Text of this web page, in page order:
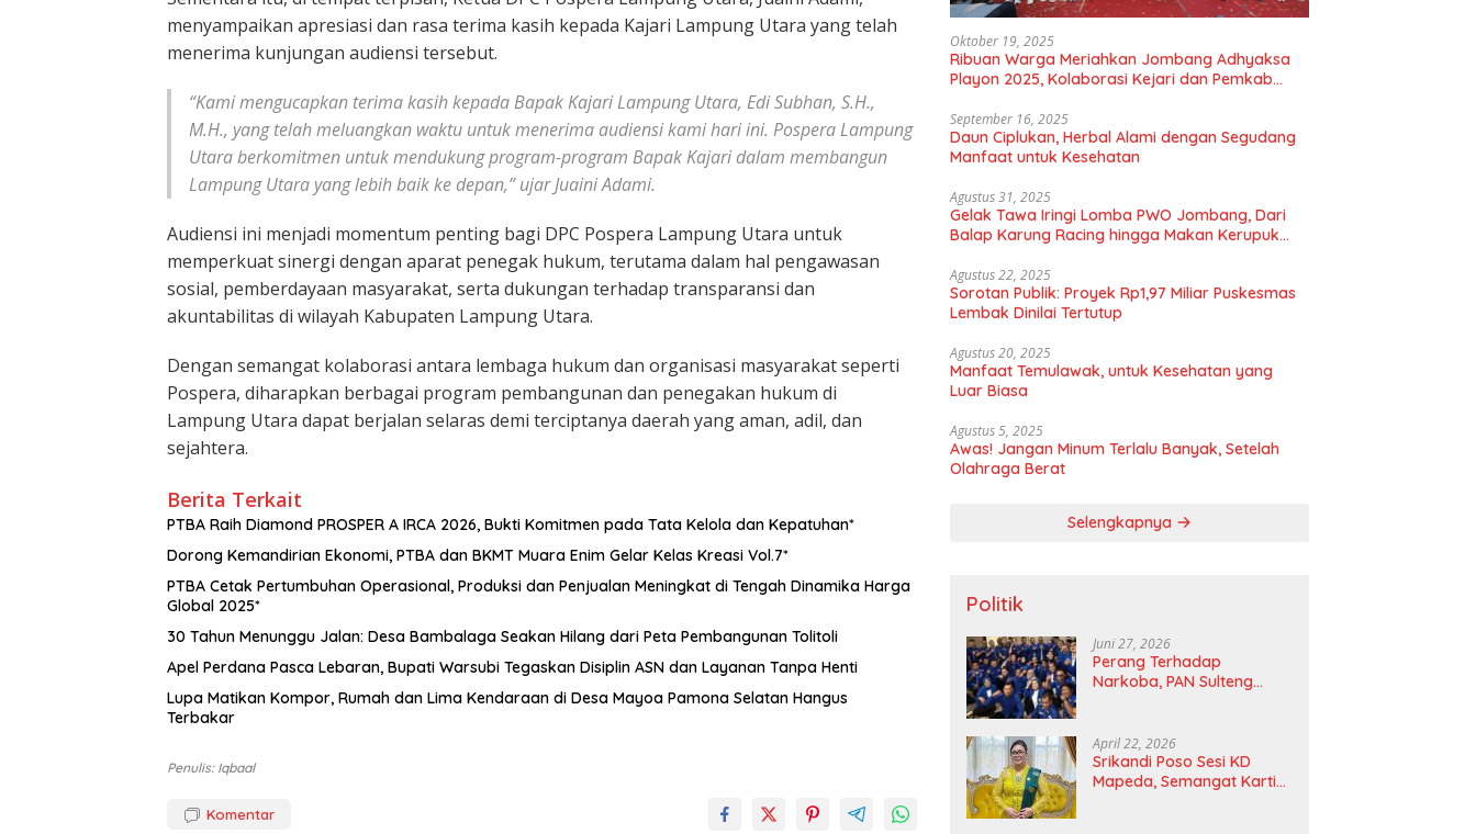
menyampaikan apresiasi dan rasa terima kasih kepada Kajari Lampung Utara yang telah
menerima kunjungan audiensi tersebut.
“Kami mengucapkan terima kasih kepada Bapak Kajari Lampung Utara, Edi Subhan, S.H.,
M.H., yang telah meluangkan waktu untuk menerima audiensi kami hari ini. Pospera Lampung
Utara berkomitmen untuk mendukung program-program Bapak Kajari dalam membangun
Lampung Utara yang lebih baik ke depan,” ujar Juaini Adami.
Audiensi ini menjadi momentum penting bagi DPC Pospera Lampung Utara untuk
memperkuat sinergi dengan aparat penegak hukum, terutama dalam hal pengawasan
sosial, pemberdayaan masyarakat, serta dukungan terhadap transparansi dan
akuntabilitas di wilayah Kabupaten Lampung Utara.
Dengan semangat kolaborasi antara lembaga hukum dan organisasi masyarakat seperti
Pospera, diharapkan berbagai program pembangunan dan penegakan hukum di
Lampung Utara dapat berjalan selaras demi terciptanya daerah yang aman, adil, dan
sejahtera.
Berita Terkait
PTBA Raih Diamond PROSPER A IRCA 2026, Bukti Komitmen pada Tata Kelola dan Kepatuhan*
Dorong Kemandirian Ekonomi, PTBA dan BKMT Muara Enim Gelar Kelas Kreasi Vol.7*
PTBA Cetak Pertumbuhan Operasional, Produksi dan Penjualan Meningkat di Tengah Dinamika Harga
Global 2025*
30 Tahun Menunggu Jalan: Desa Bambalaga Seakan Hilang dari Peta Pembangunan Tolitoli
Apel Perdana Pasca Lebaran, Bupati Warsubi Tegaskan Disiplin ASN dan Layanan Tanpa Henti
Lupa Matikan Kompor, Rumah dan Lima Kendaraan di Desa Mayoa Pamona Selatan Hangus
Terbakar
Penulis: Iqbaal
Komentar
Oktober 19, 2025
Ribuan Warga Meriahkan Jombang Adhyaksa
Playon 2025, Kolaborasi Kejari dan Pemkab
September 16, 2025
Daun Ciplukan, Herbal Alami dengan Segudang
Manfaat untuk Kesehatan
Agustus 31, 2025
Gelak Tawa Iringi Lomba PWO Jombang, Dari
Balap Karung Racing hingga Makan Kerupuk
Agustus 22, 2025
Sorotan Publik: Proyek Rp1,97 Miliar Puskesmas
Lembak Dinilai Tertutup
Agustus 20, 2025
Manfaat Temulawak, untuk Kesehatan yang
Luar Biasa
Agustus 5, 2025
Awas! Jangan Minum Terlalu Banyak, Setelah
Olahraga Berat
Selengkapnya
Politik
Juni 27, 2026
Perang Terhadap
Narkoba, PAN Sulteng
DPD
April 22, 2026
Srikandi Poso Sesi KD
Mapeda, Semangat Kartini